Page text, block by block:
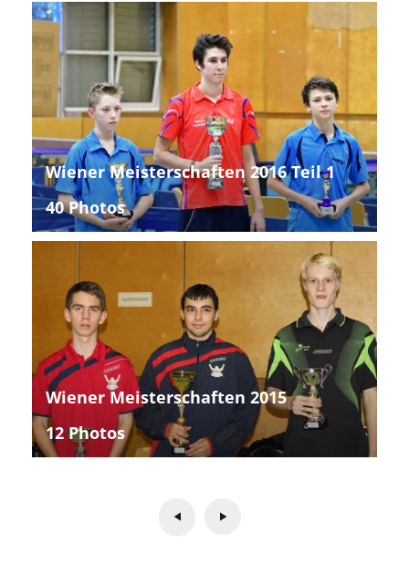
Wiener Meisterschaften 2016 Teil 1
40 Photos
Wiener Meisterschaften 2015
12 Photos